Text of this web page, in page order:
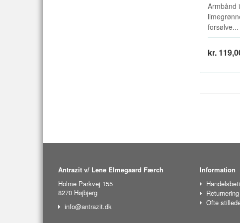
Armbånd
forsølve...
kr.
Antrazit v/ Lene Elmegaard Færch
Holme Parkvej 155
8270 Højbjerg
info@antrazit.dk
Information
Returnering
Ofte